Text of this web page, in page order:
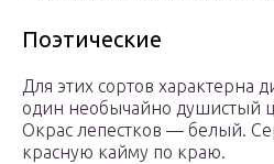
Поэтические
Для этих сортов характерна
один необычайно душистый
Окрас лепестков — белый.
красную кайму по краю.